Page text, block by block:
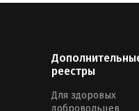
реестры
Для здоровых